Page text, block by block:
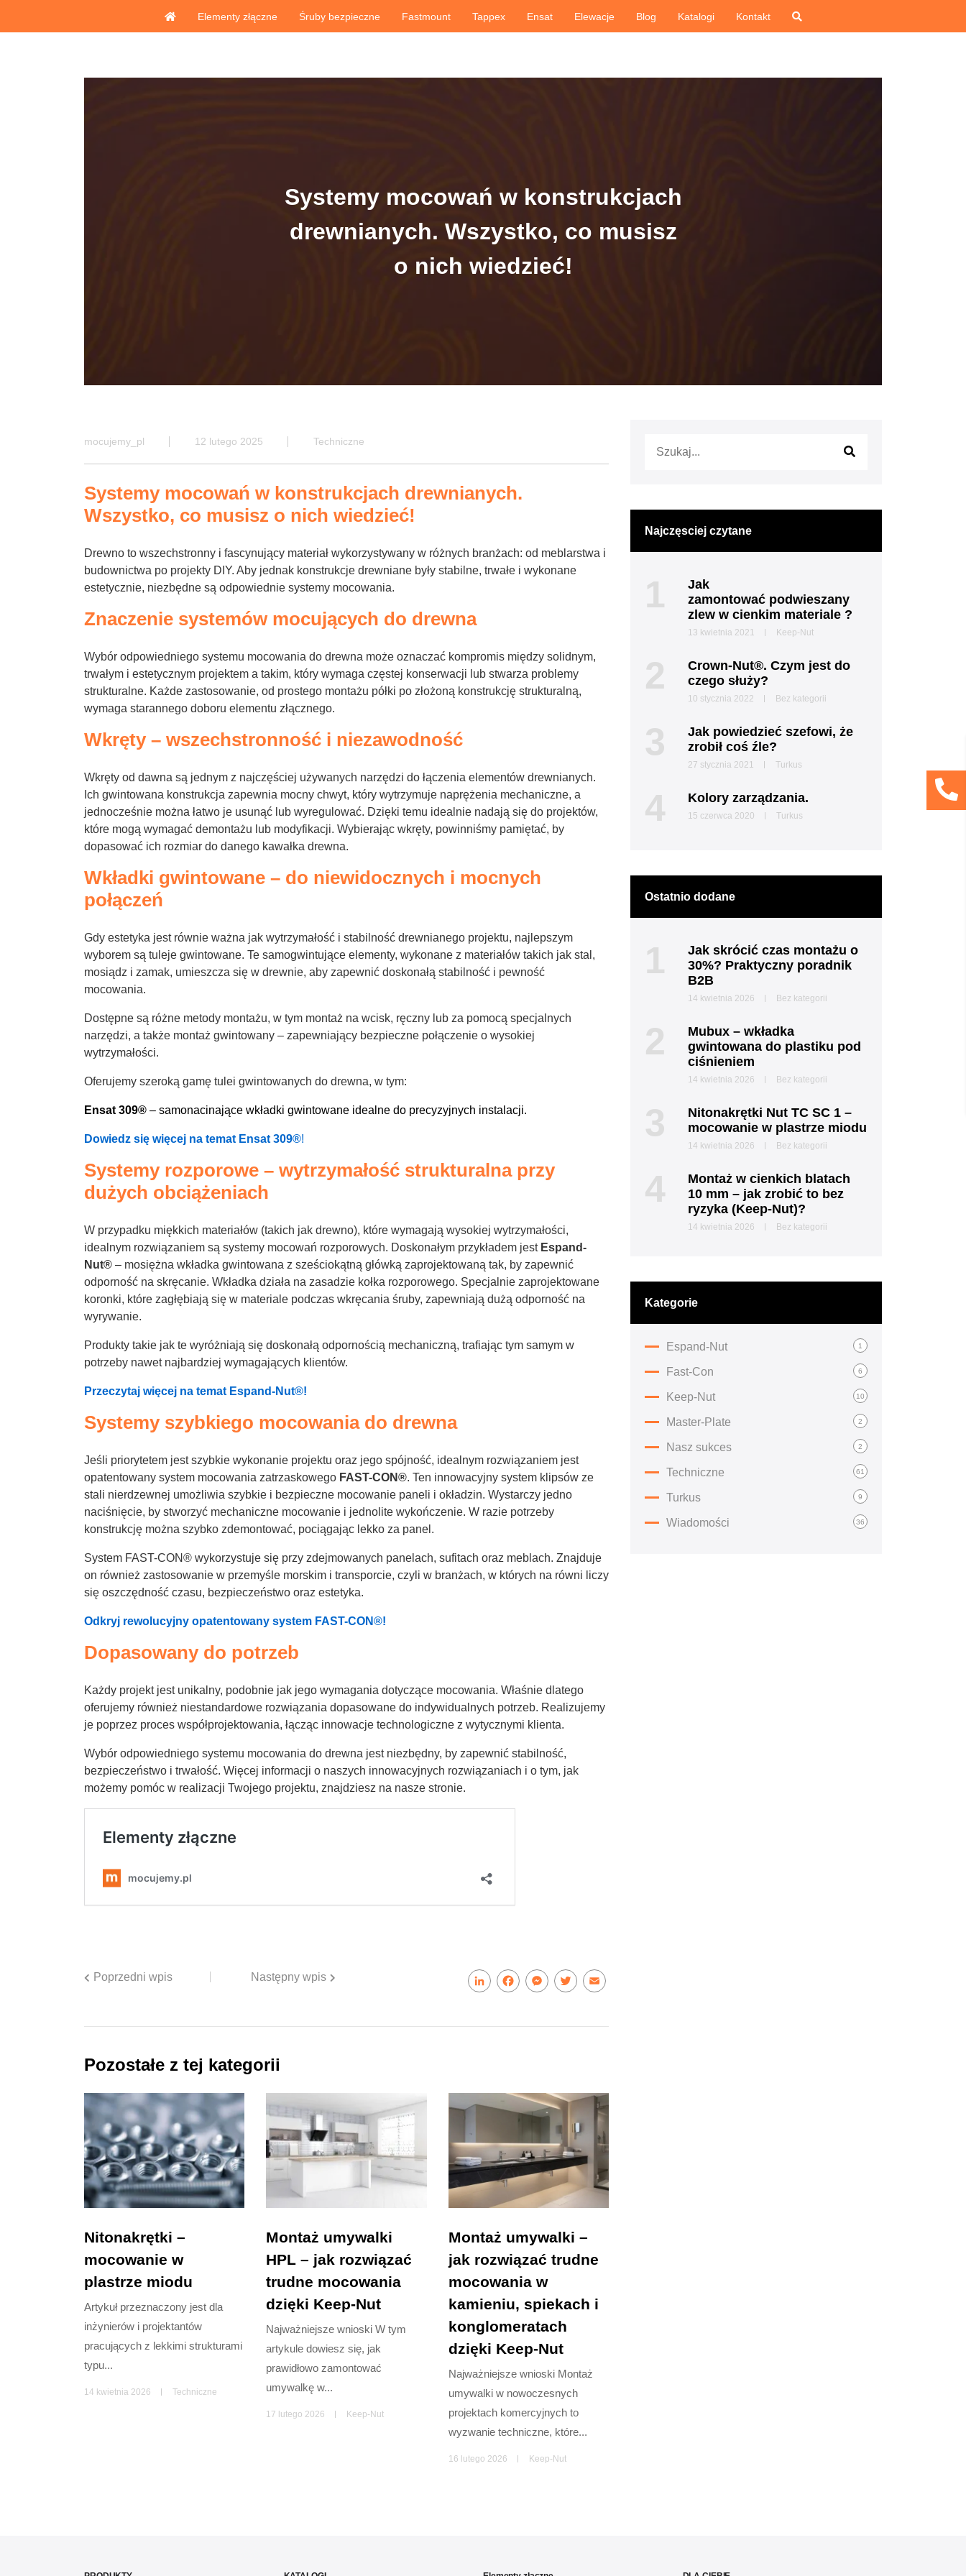
Elementy złączne Śruby bezpieczne Fastmount Tappex Ensat Elewacje Blog Katalogi Kontakt
Systemy mocowań w konstrukcjach
drewnianych. Wszystko, co musisz
o nich wiedzieć!
mocujemy_pl 12 lutego 2025 Techniczne
Systemy mocowań w konstrukcjach drewnianych.
Wszystko, co musisz o nich wiedzieć!
Drewno to wszechstronny i fascynujący materiał wykorzystywany w różnych branżach: od meblarstwa i
budownictwa po projekty DIY. Aby jednak konstrukcje drewniane były stabilne, trwałe i wykonane
estetycznie, niezbędne są odpowiednie systemy mocowania.
Znaczenie systemów mocujących do drewna
Wybór odpowiedniego systemu mocowania do drewna może oznaczać kompromis między solidnym,
trwałym i estetycznym projektem a takim, który wymaga częstej konserwacji lub stwarza problemy
strukturalne. Każde zastosowanie, od prostego montażu półki po złożoną konstrukcję strukturalną,
wymaga starannego doboru elementu złącznego.
Wkręty – wszechstronność i niezawodność
Wkręty od dawna są jednym z najczęściej używanych narzędzi do łączenia elementów drewnianych.
Ich gwintowana konstrukcja zapewnia mocny chwyt, który wytrzymuje naprężenia mechaniczne, a
jednocześnie można łatwo je usunąć lub wyregulować. Dzięki temu idealnie nadają się do projektów,
które mogą wymagać demontażu lub modyfikacji. Wybierając wkręty, powinniśmy pamiętać, by
dopasować ich rozmiar do danego kawałka drewna.
Wkładki gwintowane – do niewidocznych i mocnych
połączeń
Gdy estetyka jest równie ważna jak wytrzymałość i stabilność drewnianego projektu, najlepszym
wyborem są tuleje gwintowane. Te samogwintujące elementy, wykonane z materiałów takich jak stal,
mosiądz i zamak, umieszcza się w drewnie, aby zapewnić doskonałą stabilność i pewność
mocowania.
Dostępne są różne metody montażu, w tym montaż na wcisk, ręczny lub za pomocą specjalnych
narzędzi, a także montaż gwintowany – zapewniający bezpieczne połączenie o wysokiej
wytrzymałości.
Oferujemy szeroką gamę tulei gwintowanych do drewna, w tym:
Ensat 309® – samonacinające wkładki gwintowane idealne do precyzyjnych instalacji.
Dowiedz się więcej na temat Ensat 309®!
Systemy rozporowe – wytrzymałość strukturalna przy
dużych obciążeniach
W przypadku miękkich materiałów (takich jak drewno), które wymagają wysokiej wytrzymałości,
idealnym rozwiązaniem są systemy mocowań rozporowych. Doskonałym przykładem jest Espand-
Nut® – mosiężna wkładka gwintowana z sześciokątną główką zaprojektowaną tak, by zapewnić
odporność na skręcanie. Wkładka działa na zasadzie kołka rozporowego. Specjalnie zaprojektowane
koronki, które zagłębiają się w materiale podczas wkręcania śruby, zapewniają dużą odporność na
wyrywanie.
Produkty takie jak te wyróżniają się doskonałą odpornością mechaniczną, trafiając tym samym w
potrzeby nawet najbardziej wymagających klientów.
Przeczytaj więcej na temat Espand-Nut®!
Systemy szybkiego mocowania do drewna
Jeśli priorytetem jest szybkie wykonanie projektu oraz jego spójność, idealnym rozwiązaniem jest
opatentowany system mocowania zatrzaskowego FAST-CON®. Ten innowacyjny system klipsów ze
stali nierdzewnej umożliwia szybkie i bezpieczne mocowanie paneli i okładzin. Wystarczy jedno
naciśnięcie, by stworzyć mechaniczne mocowanie i jednolite wykończenie. W razie potrzeby
konstrukcję można szybko zdemontować, pociągając lekko za panel.
System FAST-CON® wykorzystuje się przy zdejmowanych panelach, sufitach oraz meblach. Znajduje
on również zastosowanie w przemyśle morskim i transporcie, czyli w branżach, w których na równi liczy
się oszczędność czasu, bezpieczeństwo oraz estetyka.
Odkryj rewolucyjny opatentowany system FAST-CON®!
Dopasowany do potrzeb
Każdy projekt jest unikalny, podobnie jak jego wymagania dotyczące mocowania. Właśnie dlatego
oferujemy również niestandardowe rozwiązania dopasowane do indywidualnych potrzeb. Realizujemy
je poprzez proces współprojektowania, łącząc innowacje technologiczne z wytycznymi klienta.
Wybór odpowiedniego systemu mocowania do drewna jest niezbędny, by zapewnić stabilność,
bezpieczeństwo i trwałość. Więcej informacji o naszych innowacyjnych rozwiązaniach i o tym, jak
możemy pomóc w realizacji Twojego projektu, znajdziesz na nasze stronie.
Poprzedni wpis Następny wpis
Pozostałe z tej kategorii
Nitonakrętki –
mocowanie w
plastrze miodu
Artykuł przeznaczony jest dla
inżynierów i projektantów
pracujących z lekkimi strukturami
typu...
14 kwietnia 2026 Techniczne
Montaż umywalki
HPL – jak rozwiązać
trudne mocowania
dzięki Keep-Nut
Najważniejsze wnioski W tym
artykule dowiesz się, jak
prawidłowo zamontować
umywalkę w...
17 lutego 2026 Keep-Nut
Montaż umywalki –
jak rozwiązać trudne
mocowania w
kamieniu, spiekach i
konglomeratach
dzięki Keep-Nut
Najważniejsze wnioski Montaż
umywalki w nowoczesnych
projektach komercyjnych to
wyzwanie techniczne, które...
16 lutego 2026 Keep-Nut
Najczęsciej czytane
1
Jak
zamontować podwieszany
zlew w cienkim materiale ?
13 kwietnia 2021 Keep-Nut
2
Crown-Nut®. Czym jest do
czego służy?
10 stycznia 2022 Bez kategorii
3
Jak powiedzieć szefowi, że
zrobił coś źle?
27 stycznia 2021 Turkus
4 Kolory zarządzania.
15 czerwca 2020 Turkus
Ostatnio dodane
1
Jak skrócić czas montażu o
30%? Praktyczny poradnik
B2B
14 kwietnia 2026 Bez kategorii
2
Mubux – wkładka
gwintowana do plastiku pod
ciśnieniem
14 kwietnia 2026 Bez kategorii
3
Nitonakrętki Nut TC SC 1 –
mocowanie w plastrze miodu
14 kwietnia 2026 Bez kategorii
4
Montaż w cienkich blatach
10 mm – jak zrobić to bez
ryzyka (Keep-Nut)?
14 kwietnia 2026 Bez kategorii
Kategorie
Espand-Nut 1
Fast-Con 6
Keep-Nut 10
Master-Plate 2
Nasz sukces 2
Techniczne 61
Turkus 9
Wiadomości 36